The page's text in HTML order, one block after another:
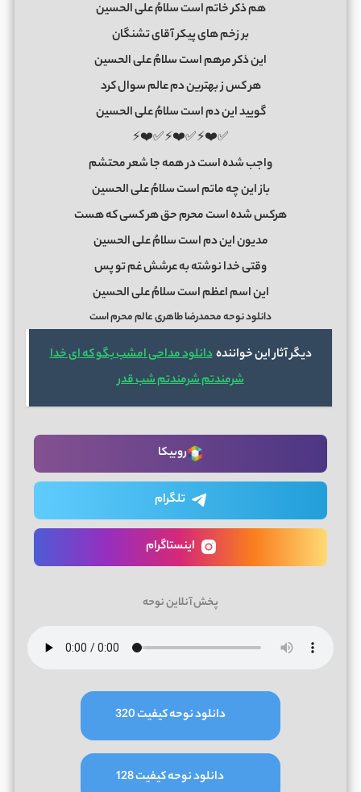
هم ذکر خاتم است سلامُ علی الحسین
بر زخم های پیکر آقای تشنگان
این ذکر مرهم است سلامُ علی الحسین
هر کس ز بهترین دم عالم سوال کرد
گویید این دم است سلامُ علی الحسین
✅❤️⚡✅❤️⚡✅❤️⚡
واجب شده است در همه جا شعر محتشم
باز این چه ماتم است سلامُ علی الحسین
هرکس شده است محرم حق هر کسی که هست
مدیون این دم است سلامُ علی الحسین
وقتی خدا نوشته به عرشش غم تو پس
این اسم اعظم است سلامُ علی الحسین
دانلود نوحه محمدرضا طاهری عالم محرم است
دیگر آثار این خوانندهدانلود مداحی امشب بگو که ای خدا
شرمندتم شرمندتم شب قدر
روبیکا
تلگرام
اینستاگرام
پخش آنلاین نوحه
دانلود نوحه کیفیت 320
دانلود نوحه کیفیت 128